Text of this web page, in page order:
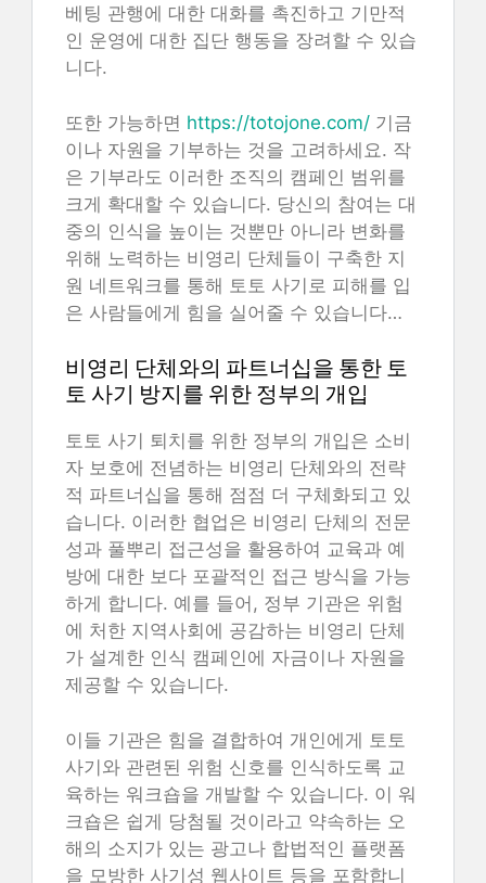
베팅 관행에 대한 대화를 촉진하고 기만적
인 운영에 대한 집단 행동을 장려할 수 있습
니다.
또한 가능하면 https://totojone.com/ 기금
이나 자원을 기부하는 것을 고려하세요. 작
은 기부라도 이러한 조직의 캠페인 범위를
크게 확대할 수 있습니다. 당신의 참여는 대
중의 인식을 높이는 것뿐만 아니라 변화를
위해 노력하는 비영리 단체들이 구축한 지
원 네트워크를 통해 토토 사기로 피해를 입
은 사람들에게 힘을 실어줄 수 있습니다…
비영리 단체와의 파트너십을 통한 토
토 사기 방지를 위한 정부의 개입
토토 사기 퇴치를 위한 정부의 개입은 소비
자 보호에 전념하는 비영리 단체와의 전략
적 파트너십을 통해 점점 더 구체화되고 있
습니다. 이러한 협업은 비영리 단체의 전문
성과 풀뿌리 접근성을 활용하여 교육과 예
방에 대한 보다 포괄적인 접근 방식을 가능
하게 합니다. 예를 들어, 정부 기관은 위험
에 처한 지역사회에 공감하는 비영리 단체
가 설계한 인식 캠페인에 자금이나 자원을
제공할 수 있습니다.
이들 기관은 힘을 결합하여 개인에게 토토
사기와 관련된 위험 신호를 인식하도록 교
육하는 워크숍을 개발할 수 있습니다. 이 워
크숍은 쉽게 당첨될 것이라고 약속하는 오
해의 소지가 있는 광고나 합법적인 플랫폼
을 모방한 사기성 웹사이트 등을 포함합니